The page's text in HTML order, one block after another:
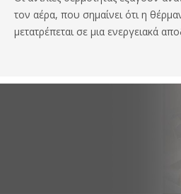
τον αέρα, που σημαίνει ότι η
μετατρέπεται σε μια ενεργειακά